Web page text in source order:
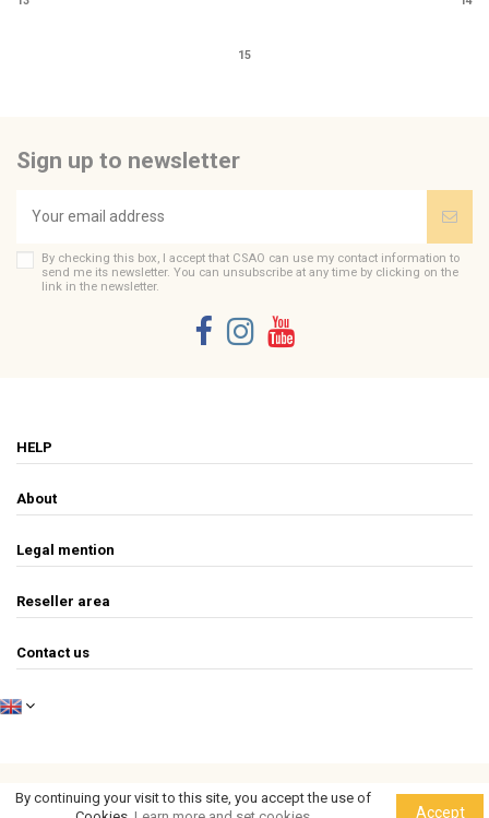
15
Sign up to newsletter
By checking this box, I accept that CSAO can use my contact information to
send me its newsletter. You can unsubscribe at any time by clicking on the
link in the newsletter.
HELP
About
Legal mention
Reseller area
Contact us
csao - 2019
By continuing your visit to this site, you accept the use of
Accept